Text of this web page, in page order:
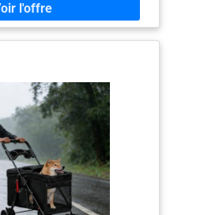
de bandes réfléchissantes à
attirer l'attention MATÉRIAUX
robuste en acier solide et
: La structure de cette poussette
animaux peut être facilement
de sécurité. Il prend donc
n'est pas utilisé et peut être
SPÉCIFICATIONS DE LA
: Dim. totales : 75L x 45l x
: 55L x 32l x 52H cm ; -
: 15 kg